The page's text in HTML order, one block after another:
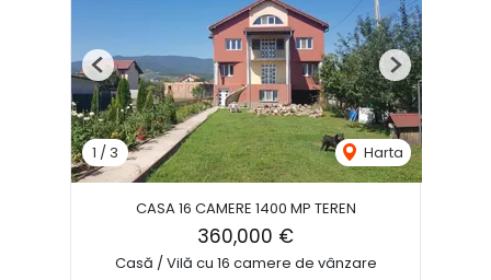
1 / 3 Harta
Previous Next
CASA 16 CAMERE 1400 MP TEREN
360,000 €
Casă / Vilă cu 16 camere de vânzare